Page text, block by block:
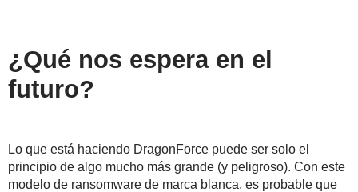
¿Qué nos espera en el
futuro?
Lo que está haciendo DragonForce puede ser solo el
principio de algo mucho más grande (y peligroso). Con este
modelo de ransomware de marca blanca, es probable que